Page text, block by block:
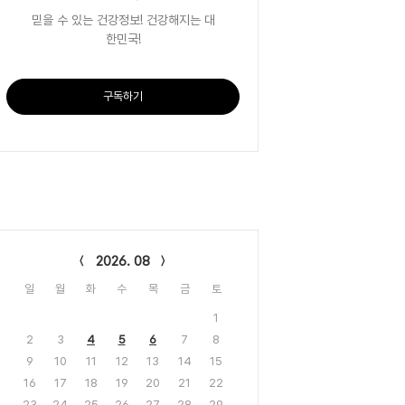
믿을 수 있는 건강정보! 건강해지는 대
한민국!
구독하기
2026. 08
일 월 화 수 목 금 토
1
2
3 4 5 6 7
8
9
10 11 12 13 14
15
16
17 18 19 20 21
22